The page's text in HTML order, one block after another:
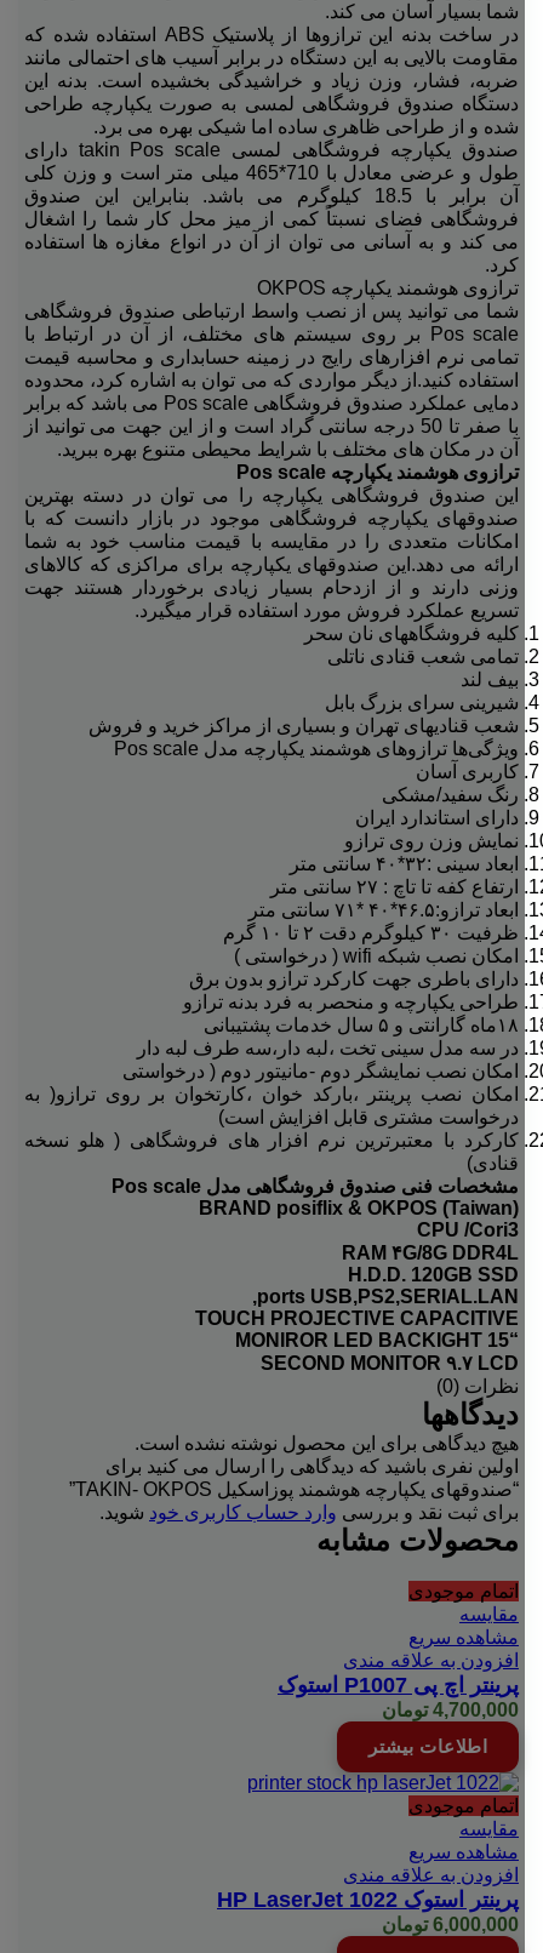
شما بسیار آسان می کند.
در ساخت بدنه این ترازوها از پلاستیک ABS استفاده شده که
مقاومت بالایی به این دستگاه در برابر آسیب های احتمالی مانند
ضربه، فشار، وزن زیاد و خراشیدگی بخشیده است. بدنه این
دستگاه صندوق فروشگاهی لمسی به صورت یکپارچه طراحی
شده و از طراحی ظاهری ساده اما شیکی بهره می برد.
صندوق یکپارچه فروشگاهی لمسی takin Pos scale دارای
طول و عرضی معادل با 710*465 میلی متر است و وزن کلی
آن برابر با 18.5 کیلوگرم می باشد. بنابراین این صندوق
فروشگاهی فضای نسبتاً کمی از میز محل کار شما را اشغال
می کند و به آسانی می توان از آن در انواع مغازه ها استفاده
کرد.
ترازوی هوشمند یکپارچه OKPOS
شما می توانید پس از نصب واسط ارتباطی صندوق فروشگاهی
Pos scale بر روی سیستم های مختلف، از آن در ارتباط با
تمامی نرم افزارهای رایج در زمینه حسابداری و محاسبه قیمت
استفاده کنید.از دیگر مواردی که می توان به اشاره کرد، محدوده
دمایی عملکرد صندوق فروشگاهی Pos scale می باشد که برابر
با صفر تا 50 درجه سانتی گراد است و از این جهت می توانید از
آن در مکان های مختلف با شرایط محیطی متنوع بهره ببرید.
ترازوی هوشمند یکپارچه Pos scale
این صندوق فروشگاهی یکپارچه را می توان در دسته بهترین
صندوقهای یکپارچه فروشگاهی موجود در بازار دانست که با
امکانات متعددی را در مقایسه با قیمت مناسب خود به شما
ارائه می دهد.این صندوقهای یکپارچه برای مراکزی که کالاهای
وزنی دارند و از ازدحام بسیار زیادی برخوردار هستند جهت
تسریع عملکرد فروش مورد استفاده قرار میگیرد.
کلیه فروشگاههای نان سحر
تمامی شعب قنادی ناتلی
بیف لند
شیرینی سرای بزرگ بابل
شعب قنادیهای تهران و بسیاری از مراکز خرید و فروش
ویژگی‌ها ترازوهای هوشمند یکپارچه مدل Pos scale
کاربری آسان
رنگ سفید/مشکی
دارای استاندارد ایران
نمایش وزن روی ترازو
ابعاد سینی :۳۲*۴۰ سانتی متر
ارتفاع کفه تا تاچ : ۲۷ سانتی متر
ابعاد ترازو:۴۶.۵*۴۰ *۷۱ سانتی متر
ظرفیت ۳۰ کیلوگرم دقت ۲ تا ۱۰ گرم
امکان نصب شبکه wifi ( درخواستی )
دارای باطری جهت کارکرد ترازو بدون برق
طراحی یکپارچه و منحصر به فرد بدنه ترازو
۱۸ماه گارانتی و ۵ سال خدمات پشتیبانی
در سه مدل سینی تخت ،لبه دار،سه طرف لبه دار
امکان نصب نمایشگر دوم -مانیتور دوم ( درخواستی
امکان نصب پرینتر ،بارکد خوان ،کارتخوان بر روی ترازو( به
درخواست مشتری قابل افزایش است)
کارکرد با معتبرترین نرم افزار های فروشگاهی ( هلو نسخه
قنادی)
مشخصات فنی صندوق فروشگاهی مدل Pos scale
BRAND posiflix & OKPOS (Taiwan)
CPU /Cori3
RAM ۴G/8G DDR4L
H.D.D. 120GB SSD
ports USB,PS2,SERIAL.LAN,
TOUCH PROJECTIVE CAPACITIVE
“MONIROR LED BACKIGHT 15
SECOND MONITOR ۹.۷ LCD
نظرات (0)
دیدگاهها
هیچ دیدگاهی برای این محصول نوشته نشده است.
اولین نفری باشید که دیدگاهی را ارسال می کنید برای
“صندوقهای یکپارچه هوشمند پوزاسکیل TAKIN- OKPOS”
برای ثبت نقد و بررسی وارد حساب کاربری خود شوید.
محصولات مشابه
اتمام موجودی
مقایسه
مشاهده سریع
افزودن به علاقه مندی
پرینتر اچ پی P1007 استوک
4,700,000 تومان
اطلاعات بیشتر
اتمام موجودی
مقایسه
مشاهده سریع
افزودن به علاقه مندی
پرینتر استوک HP LaserJet 1022
6,000,000 تومان